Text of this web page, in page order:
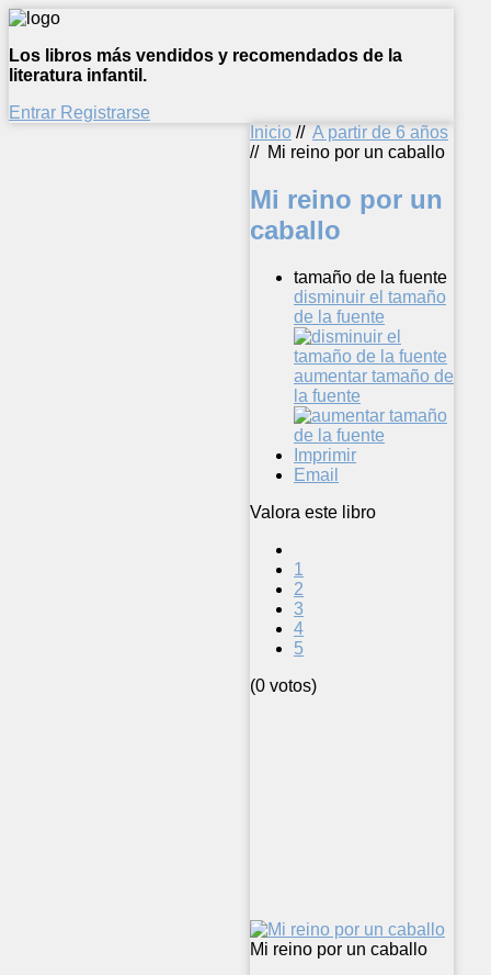
Los libros más vendidos y recomendados de la
literatura infantil.
Entrar Registrarse
Inicio // A partir de 6 años
// Mi reino por un caballo
Mi reino por un
caballo
tamaño de la fuente
disminuir el tamaño
de la fuente
aumentar tamaño de
la fuente
Imprimir
Email
Valora este libro
1
2
3
4
5
(0 votos)
Mi reino por un caballo